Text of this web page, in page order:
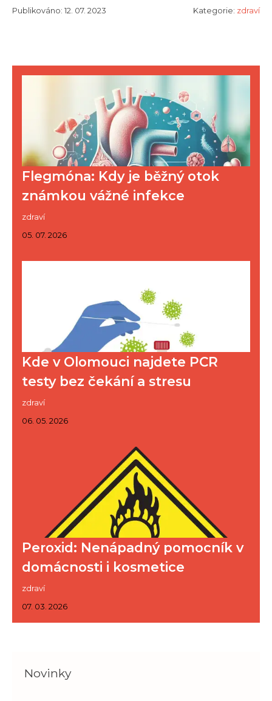
Publikováno: 12. 07. 2023 Kategorie: zdraví
Flegmóna: Kdy je běžný otok
známkou vážné infekce
zdraví
05. 07. 2026
Kde v Olomouci najdete PCR
testy bez čekání a stresu
zdraví
06. 05. 2026
Peroxid: Nenápadný pomocník v
domácnosti i kosmetice
zdraví
07. 03. 2026
Novinky